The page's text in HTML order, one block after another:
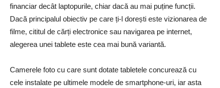
financiar decât laptopurile, chiar dacă au mai puține funcții.
Dacă principalul obiectiv pe care ți-l dorești este vizionarea de
filme, cititul de cărți electronice sau navigarea pe internet,
alegerea unei tablete este cea mai bună variantă.
Camerele foto cu care sunt dotate tabletele concurează cu
cele instalate pe ultimele modele de smartphone-uri, iar asta